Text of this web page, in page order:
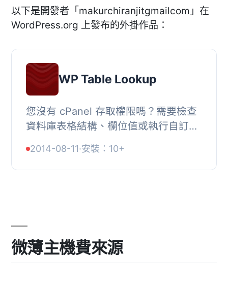
以下是開發者「makurchiranjitgmailcom」在
WordPress.org 上發布的外掛作品：
WP Table Lookup
您沒有 cPanel 存取權限嗎？需要檢查
資料庫表格結構、欄位值或執行自訂
個外掛程式吧。透過此外掛程式，您可
以查看資料庫...
2014-08-11·安裝：10+
微薄主機費來源